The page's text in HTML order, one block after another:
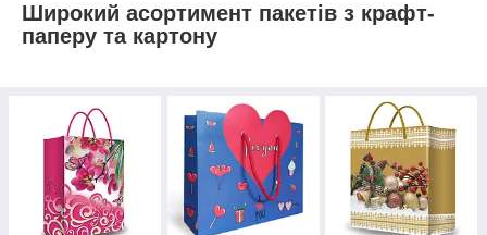
Широкий асортимент пакетів з крафт-
паперу та картону